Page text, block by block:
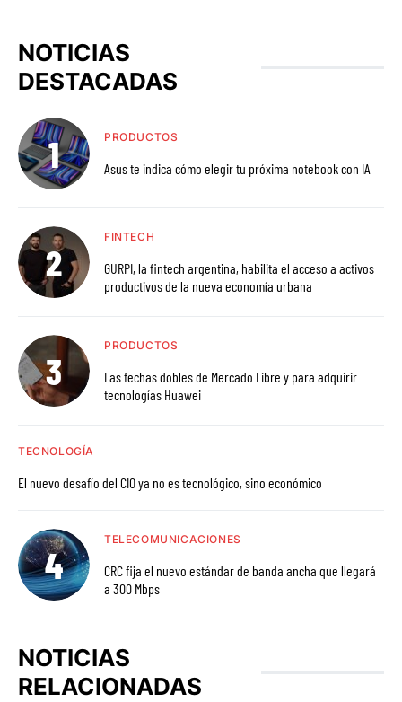
NOTICIAS
DESTACADAS
PRODUCTOS
Asus te indica cómo elegir tu próxima notebook con IA
FINTECH
GURPI, la fintech argentina, habilita el acceso a activos
productivos de la nueva economía urbana
PRODUCTOS
Las fechas dobles de Mercado Libre y para adquirir
tecnologías Huawei
TECNOLOGÍA
El nuevo desafío del CIO ya no es tecnológico, sino económico
TELECOMUNICACIONES
CRC fija el nuevo estándar de banda ancha que llegará
a 300 Mbps
NOTICIAS
RELACIONADAS